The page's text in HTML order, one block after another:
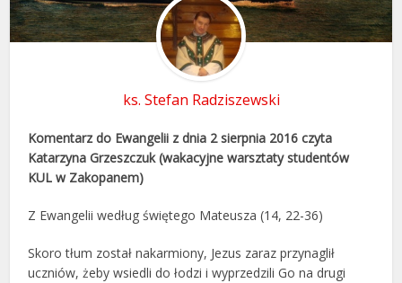
ks. Stefan Radziszewski
Komentarz do Ewangelii z dnia 2 sierpnia 2016 czyta
Katarzyna Grzeszczuk (wakacyjne warsztaty studentów
KUL w Zakopanem)
Z Ewangelii według świętego Mateusza (14, 22-36)
Skoro tłum został nakarmiony, Jezus zaraz przynaglił
uczniów, żeby wsiedli do łodzi i wyprzedzili Go na drugi